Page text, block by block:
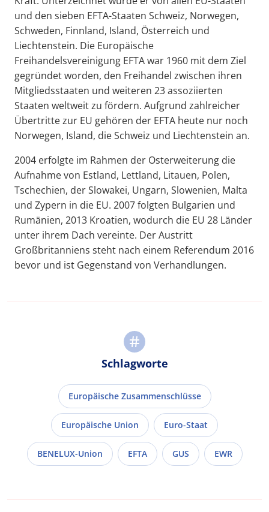
und den sieben EFTA-Staaten Schweiz, Norwegen,
Schweden, Finnland, Island, Österreich und
Liechtenstein. Die Europäische
Freihandelsvereinigung EFTA war 1960 mit dem Ziel
gegründet worden, den Freihandel zwischen ihren
Mitgliedsstaaten und weiteren 23 assoziierten
Staaten weltweit zu fördern. Aufgrund zahlreicher
Übertritte zur EU gehören der EFTA heute nur noch
Norwegen, Island, die Schweiz und Liechtenstein an.
2004 erfolgte im Rahmen der Osterweiterung die
Aufnahme von Estland, Lettland, Litauen, Polen,
Tschechien, der Slowakei, Ungarn, Slowenien, Malta
und Zypern in die EU. 2007 folgten Bulgarien und
Rumänien, 2013 Kroatien, wodurch die EU 28 Länder
unter ihrem Dach vereinte. Der Austritt
Großbritanniens steht nach einem Referendum 2016
bevor und ist Gegenstand von Verhandlungen.
Schlagworte
Europäische Zusammenschlüsse
Europäische Union Euro-Staat
BENELUX-Union EFTA GUS EWR